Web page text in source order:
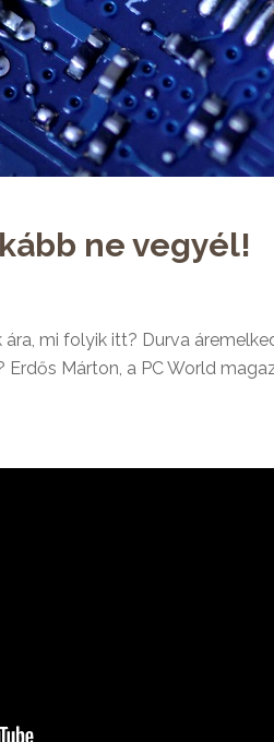
ne vegyél!
mi folyik itt? Durva
Erdős Márton, a PC World